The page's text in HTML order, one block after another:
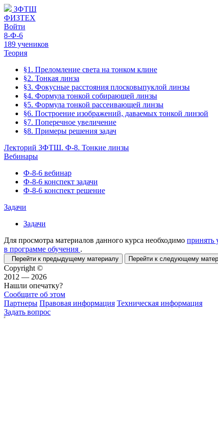
ЗФТШ
ФИЗТЕХ
Войти
8-Ф-6
189 учеников
Теория
§1. Преломление света на тонком клине
§2. Тонкая линза
§3. Фокусные расстояния плосковыпуклой линзы
§4. Формула тонкой собирающей линзы
§5. Формула тонкой рассеивающей линзы
§6. Построение изображений, даваемых тонкой линзой
§7. Поперечное увеличение
§8. Примеры решения задач
Лекторий ЗФТШ. Ф-8. Тонкие линзы
Вебинары
Ф-8-6 вебинар
Ф-8-6 конспект задачи
Ф-8-6 конспект решение
Задачи
Задачи
Для просмотра материалов данного курса необходимо принять
в программе обучения .
Перейти к предыдущему материалу Перейти к следующему
Copyright ©
2012 — 2026
Нашли опечатку?
Сообщите об этом
Партнеры Правовая информация Техническая информация
Задать вопрос